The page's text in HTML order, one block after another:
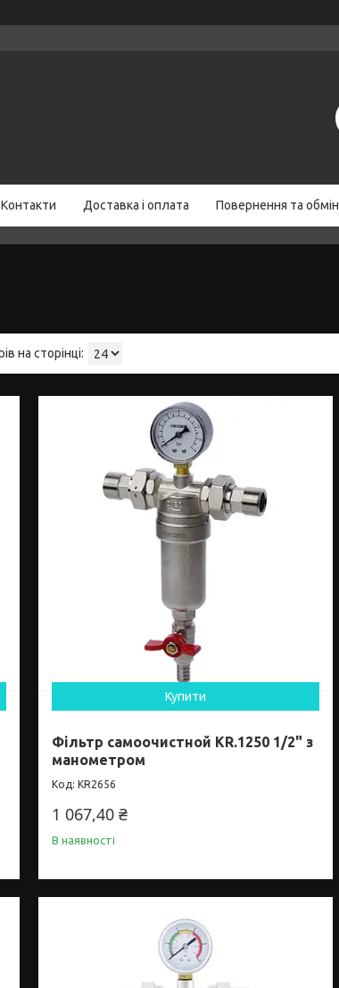
Контакти Доставка і оплата Повернення та обмін
Купити
Фільтр самоочистной KR.1250 1/2" з
манометром
KR2656
1 067,40 ₴
В наявності